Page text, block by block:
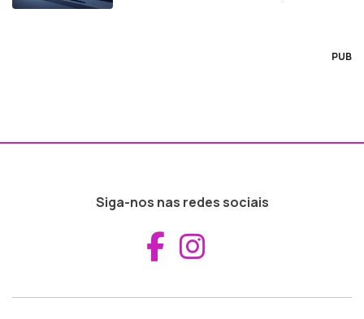
PUB
Siga-nos nas redes sociais
Aceder ao